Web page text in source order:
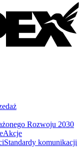
Rozwoju 2030
Akcje
Standardy komunikacji